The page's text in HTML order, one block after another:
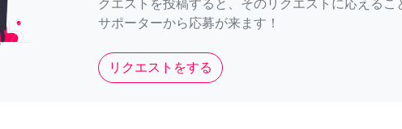
クエストを投稿すると、そのリクエストに応えるこ
サポーターから応募が来ます！
リクエストをする